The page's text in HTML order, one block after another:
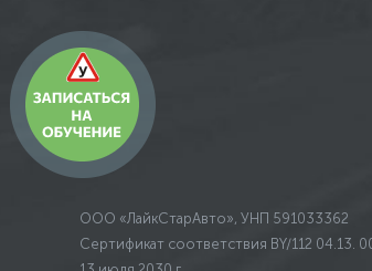
ООО «ЛайкСтарАвто», УНП 591033362
Сертификат соответствия BY/112 04.13.